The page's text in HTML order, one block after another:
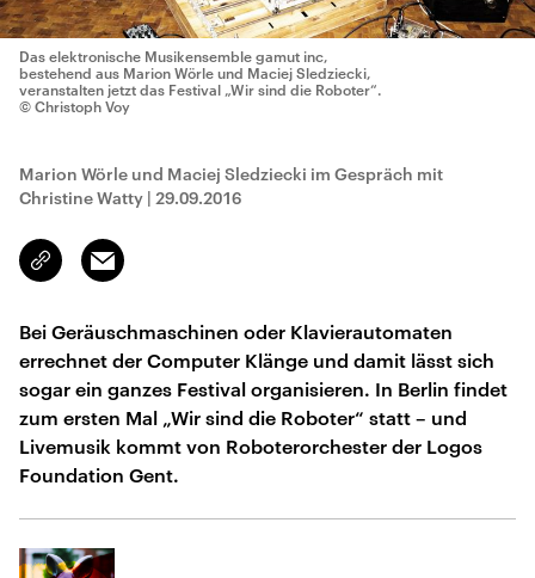
Das elektronische Musikensemble gamut inc,
bestehend aus Marion Wörle und Maciej Sledziecki,
veranstalten jetzt das Festival „Wir sind die Roboter“.
© Christoph Voy
Marion Wörle und Maciej Sledziecki im Gespräch mit
Christine Watty | 29.09.2016
Link
kopieren/teilen
Email
Bei Geräuschmaschinen oder Klavierautomaten
errechnet der Computer Klänge und damit lässt sich
sogar ein ganzes Festival organisieren. In Berlin findet
zum ersten Mal „Wir sind die Roboter“ statt – und
Livemusik kommt von Roboterorchester der Logos
Foundation Gent.